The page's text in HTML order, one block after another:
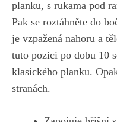
planku, ​s rukama pod
Pak se roztáhněte do
je vzpažená nahoru a
tuto pozici⁤ po dobu ⁢10
klasického planku.
stranách.